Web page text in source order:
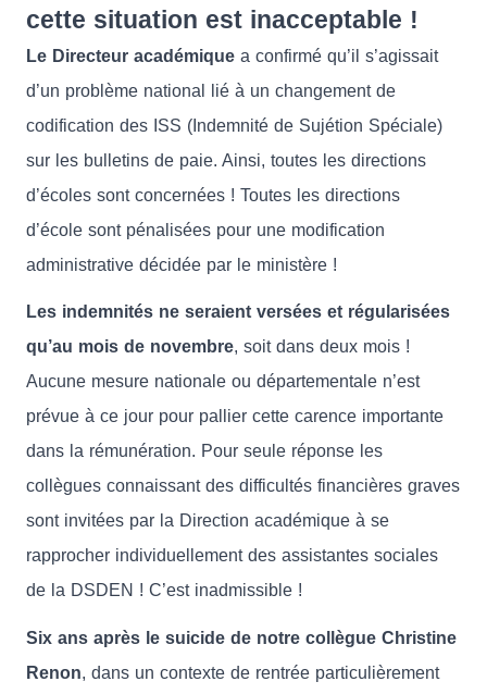
cette situation est inacceptable !
Le Directeur académique a confirmé qu’il s’agissait
d’un problème national lié à un changement de
codification des ISS (Indemnité de Sujétion Spéciale)
sur les bulletins de paie. Ainsi, toutes les directions
d’écoles sont concernées ! Toutes les directions
d’école sont pénalisées pour une modification
administrative décidée par le ministère !
Les indemnités ne seraient versées et régularisées
qu’au mois de novembre, soit dans deux mois !
Aucune mesure nationale ou départementale n’est
prévue à ce jour pour pallier cette carence importante
dans la rémunération. Pour seule réponse les
collègues connaissant des difficultés financières graves
sont invitées par la Direction académique à se
rapprocher individuellement des assistantes sociales
de la DSDEN ! C’est inadmissible !
Six ans après le suicide de notre collègue Christine
Renon, dans un contexte de rentrée particulièrement